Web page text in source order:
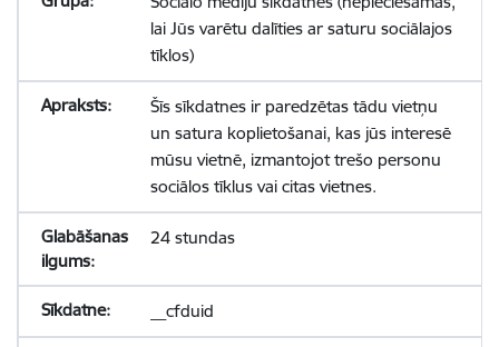
lai Jūs varētu dalīties ar saturu sociālajos
tīklos)
Šīs sīkdatnes ir paredzētas tādu vietņu
un satura koplietošanai, kas jūs interesē
mūsu vietnē, izmantojot trešo personu
sociālos tīklus vai citas vietnes.
24 stundas
__cfduid